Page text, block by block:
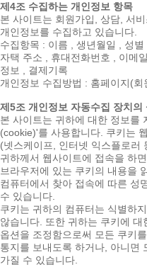
제4조 수집하는 개인정보 항목
본 사이트는 회원가입, 상담, 서
개인정보를 수집하고 있습니다.
수집항목 : 이름 , 생년월일 , 성
자택 주소 , 휴대전화번호 , 이메
정보 , 결제기록
개인정보 수집방법 : 홈페이지(
제5조 개인정보 자동수집 장치
본 사이트는 귀하에 대한 정보를
(cookie)'를 사용합니다. 쿠키는
(넷스케이프, 인터넷 익스플로러
귀하께서 웹사이트에 접속을 하
브라우저에 있는 쿠키의 내용을
컴퓨터에서 찾아 접속에 따른 성
수 있습니다.
쿠키는 귀하의 컴퓨터는 식별하
않습니다. 또한 귀하는 쿠키에
옵션을 조정함으로써 모든 쿠키
통지를 보내도록 하거나, 아니면
가질 수 있습니다.